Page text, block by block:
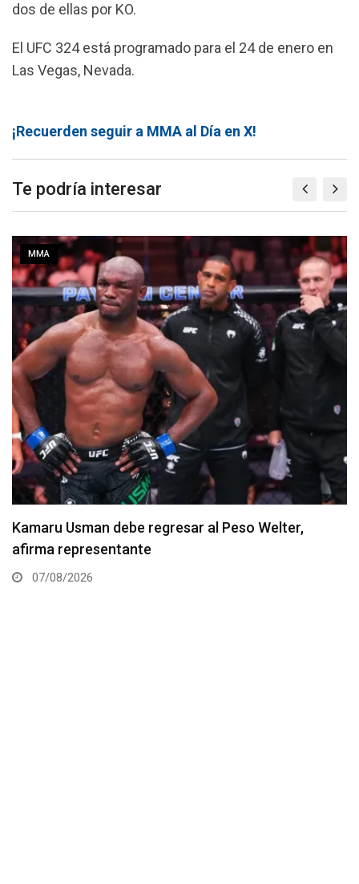
dos de ellas por KO.
El UFC 324 está programado para el 24 de enero en
Las Vegas, Nevada.
¡Recuerden seguir a MMA al Día en X!
Te podría interesar
MMA
Resultados de los pesajes del UFC Vegas 120:
Gamrot hace peso para pelea con Salkilld
07/08/2026